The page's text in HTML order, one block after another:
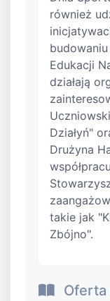
również
Edukacji
działają
Działyń"
Drużyna
takie jak
Zbójno".
Oferta